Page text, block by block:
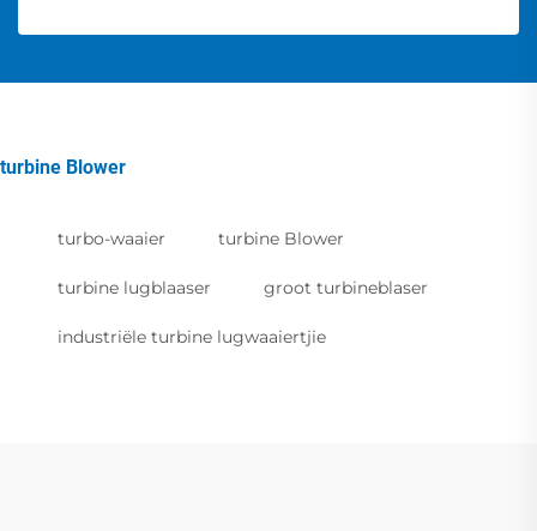
turbine Blower
turbo-waaier turbine Blower
turbine lugblaaser groot turbineblaser
industriële turbine lugwaaiertjie